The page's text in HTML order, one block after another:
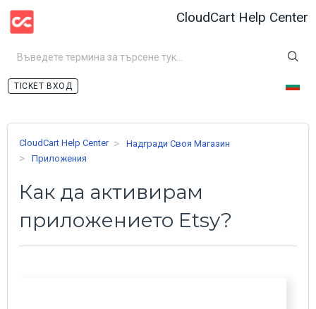
CloudCart Help Center
ВХОД
CloudCart Help Center
Надгради Своя Магазин
Приложения
Как да активирам
приложението Etsy?